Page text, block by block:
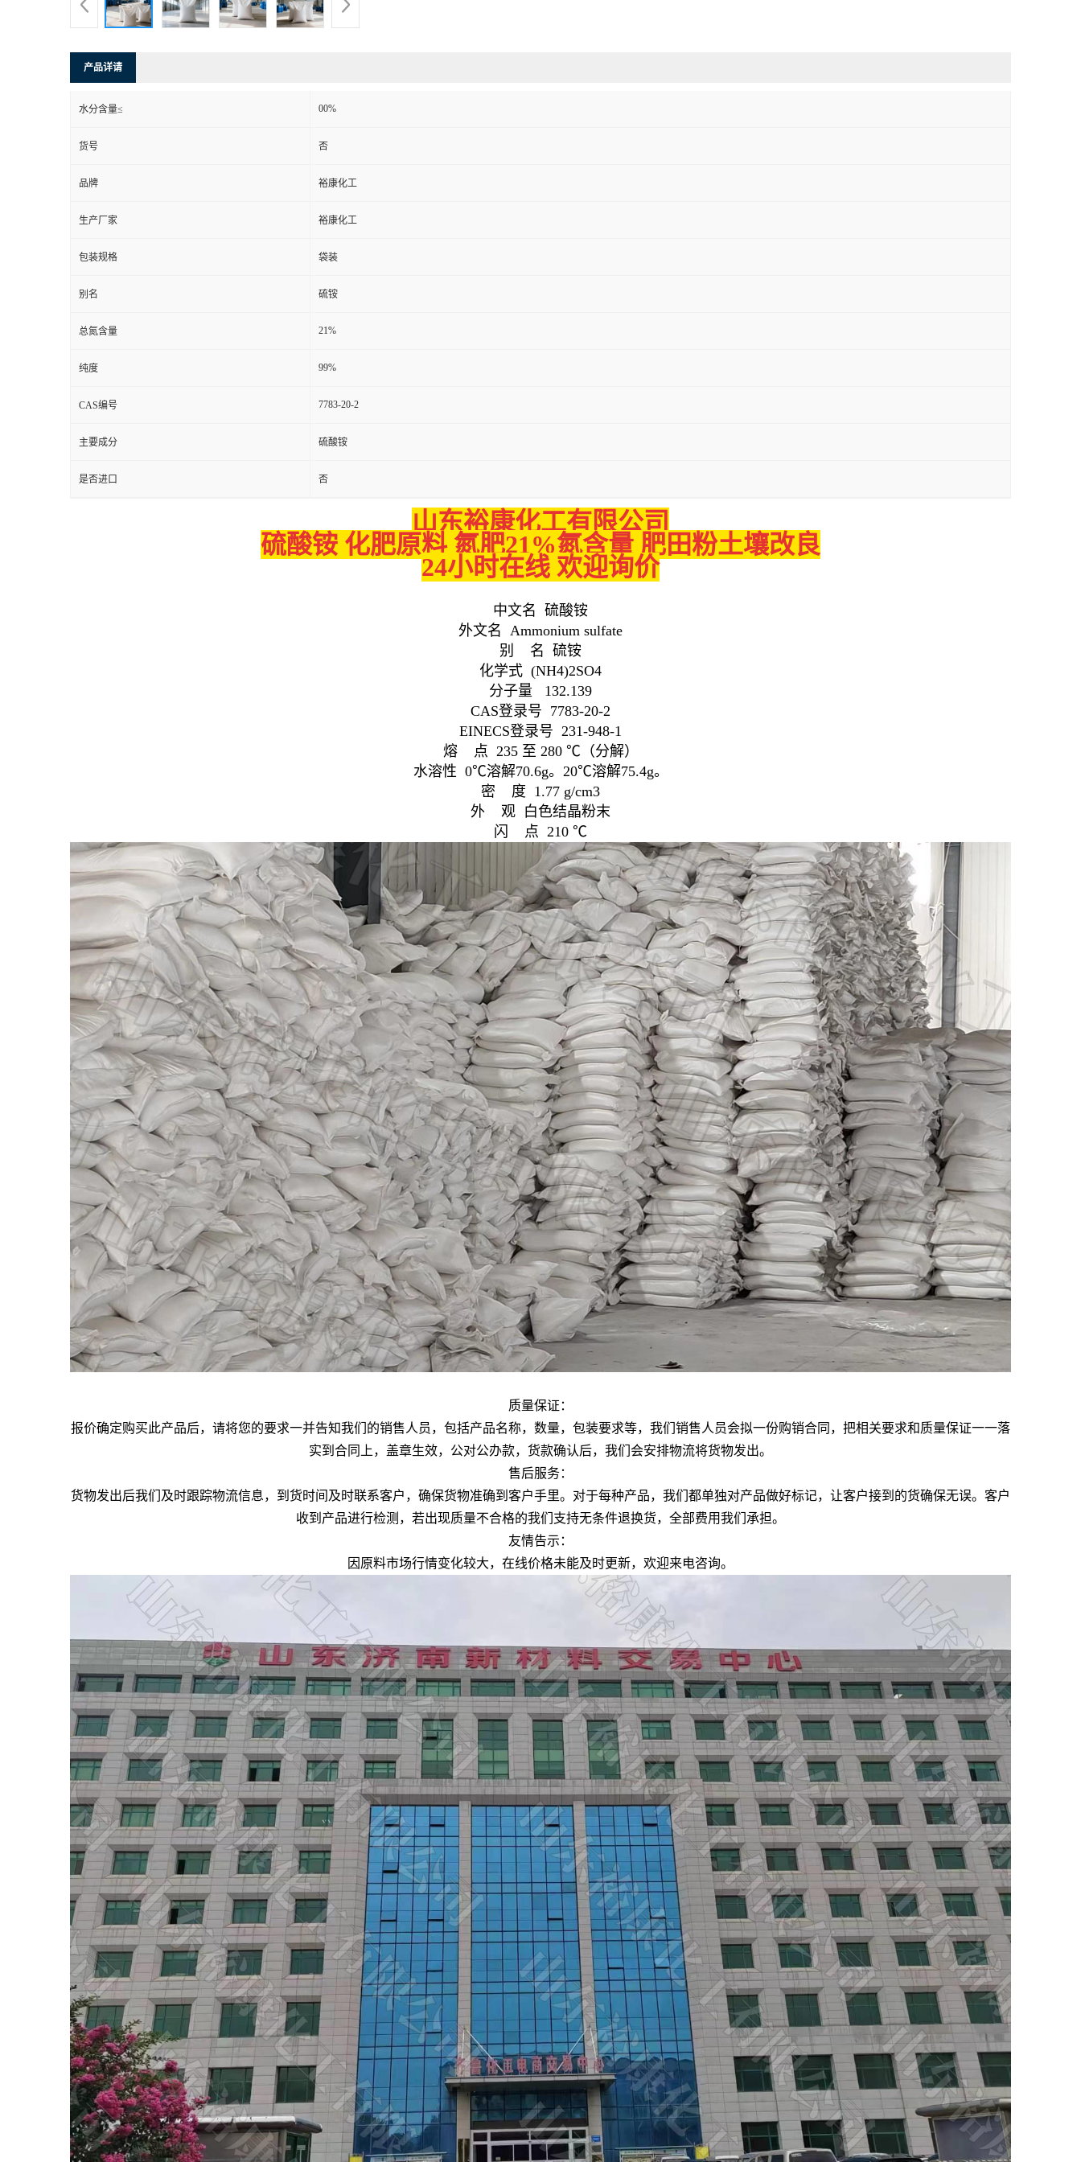
产品详请
水分含量≤ 00%
货号 否
品牌 裕康化工
生产厂家 裕康化工
包装规格 袋装
别名 硫铵
总氮含量 21%
纯度 99%
CAS编号 7783-20-2
主要成分 硫酸铵
是否进口 否
山东裕康化工有限公司
硫酸铵 化肥原料 氮肥21%氮含量 肥田粉土壤改良
24小时在线 欢迎询价
中文名 硫酸铵
外文名 Ammonium sulfate
别 名 硫铵
化学式 (NH4)2SO4
分子量 132.139
CAS登录号 7783-20-2
EINECS登录号 231-948-1
熔 点 235 至 280 ℃（分解）
水溶性 0℃溶解70.6g。20℃溶解75.4g。
密 度 1.77 g/cm3
外 观 白色结晶粉末
闪 点 210 ℃
质量保证：
报价确定购买此产品后，请将您的要求一并告知我们的销售人员，包括产品名称，数量，包装要求等，我们销售人员会拟一份购销合同，把相关要求和质量保证一一落
实到合同上，盖章生效，公对公办款，货款确认后，我们会安排物流将货物发出。
售后服务：
货物发出后我们及时跟踪物流信息，到货时间及时联系客户，确保货物准确到客户手里。对于每种产品，我们都单独对产品做好标记，让客户接到的货确保无误。客户
收到产品进行检测，若出现质量不合格的我们支持无条件退换货，全部费用我们承担。
友情告示：
因原料市场行情变化较大，在线价格未能及时更新，欢迎来电咨询。